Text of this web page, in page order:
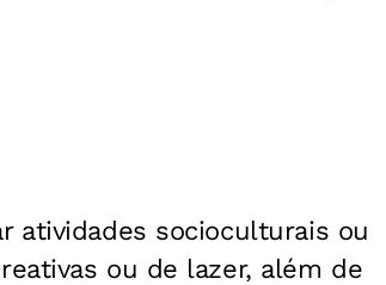
atividades socioculturais ou
ou de lazer, além de